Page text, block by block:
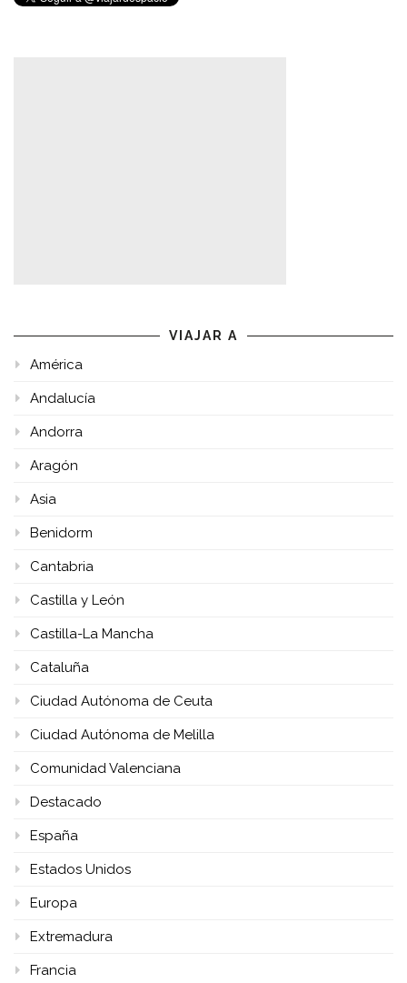
VIAJAR A
América
Andalucía
Andorra
Aragón
Asia
Benidorm
Cantabria
Castilla y León
Castilla-La Mancha
Cataluña
Ciudad Autónoma de Ceuta
Ciudad Autónoma de Melilla
Comunidad Valenciana
Destacado
España
Estados Unidos
Europa
Extremadura
Francia